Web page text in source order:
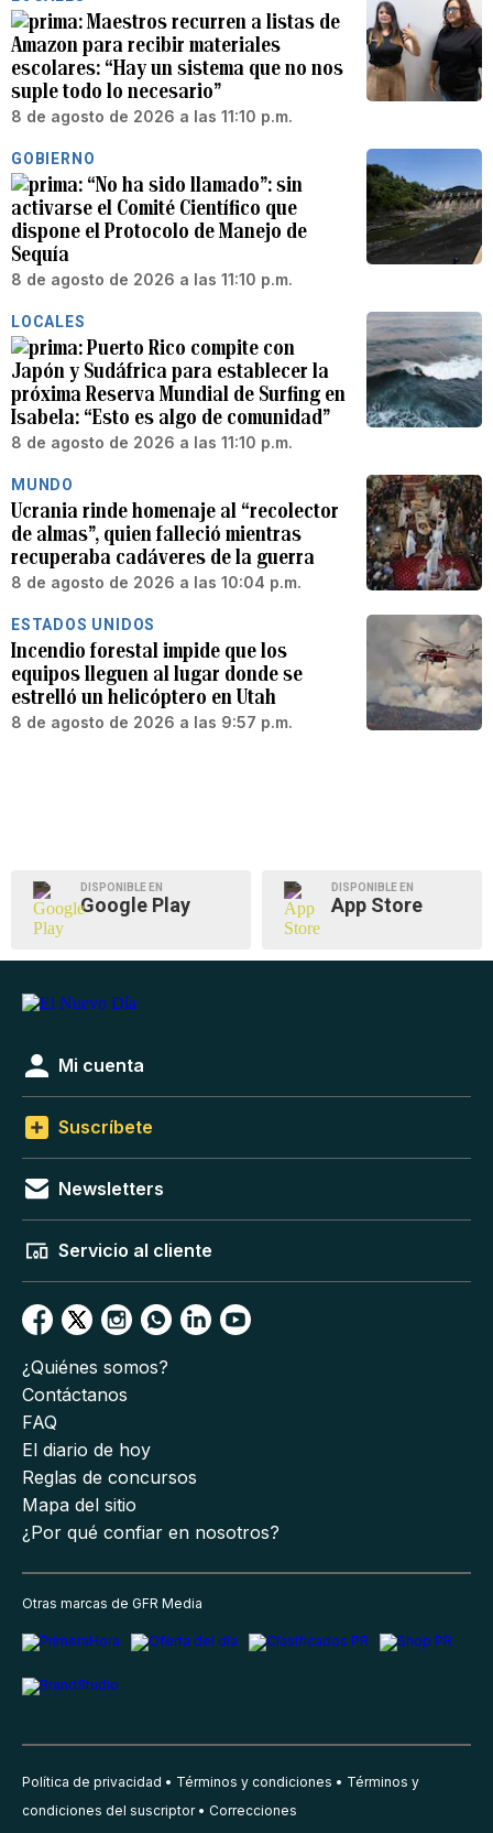
Maestros recurren a listas de
Amazon para recibir materiales
escolares: “Hay un sistema que no nos
suple todo lo necesario”
8 de agosto de 2026 a las 11:10 p.m.
GOBIERNO
“No ha sido llamado”: sin
activarse el Comité Científico que
dispone el Protocolo de Manejo de
Sequía
8 de agosto de 2026 a las 11:10 p.m.
LOCALES
Puerto Rico compite con
Japón y Sudáfrica para establecer la
próxima Reserva Mundial de Surfing en
Isabela: “Esto es algo de comunidad”
8 de agosto de 2026 a las 11:10 p.m.
MUNDO
Ucrania rinde homenaje al “recolector
de almas”, quien falleció mientras
recuperaba cadáveres de la guerra
8 de agosto de 2026 a las 10:04 p.m.
ESTADOS UNIDOS
Incendio forestal impide que los
equipos lleguen al lugar donde se
estrelló un helicóptero en Utah
8 de agosto de 2026 a las 9:57 p.m.
DISPONIBLE EN
Google Play
DISPONIBLE EN
App Store
Mi cuenta
Suscríbete
Newsletters
Servicio al cliente
¿Quiénes somos?
Contáctanos
FAQ
El diario de hoy
Reglas de concursos
Mapa del sitio
¿Por qué confiar en nosotros?
Otras marcas de GFR Media
Política de privacidad Términos y condiciones
Términos y
condiciones del suscriptor
Correcciones